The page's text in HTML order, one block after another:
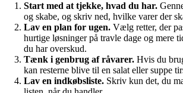
Start med at tjekke, hvad du har.
og skabe, og skriv ned, hvilke varer der
Lav en plan for ugen. Vælg retter, der
hurtige løsninger på travle dage og mere
du har overskud.
Tænk i genbrug af råvarer. Hvis du
kan resterne blive til en salat eller suppe
Lav en indkøbsliste. Skriv kun det, du